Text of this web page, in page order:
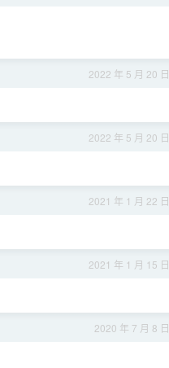
2022 年 5 月 20 日
2022 年 5 月 20 日
2021 年 1 月 22 日
2021 年 1 月 15 日
2020 年 7 月 8 日